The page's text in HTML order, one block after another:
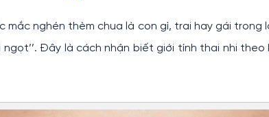
mắc nghén thèm chua là con gì, trai hay gái trong
ngọt’’. Đây là cách nhận biết giới tính thai nhi